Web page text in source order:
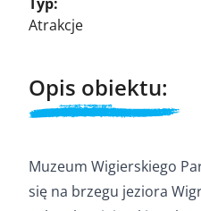
Atrakcje
Opis obiektu:
Muzeum Wigierskiego
się na brzegu jeziora